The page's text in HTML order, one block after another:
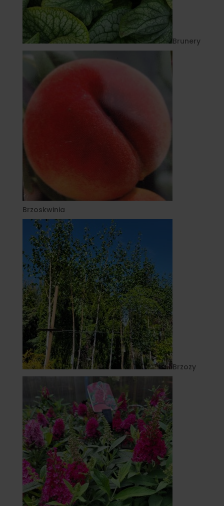
Brunery
Brzoskwinia
Brzozy